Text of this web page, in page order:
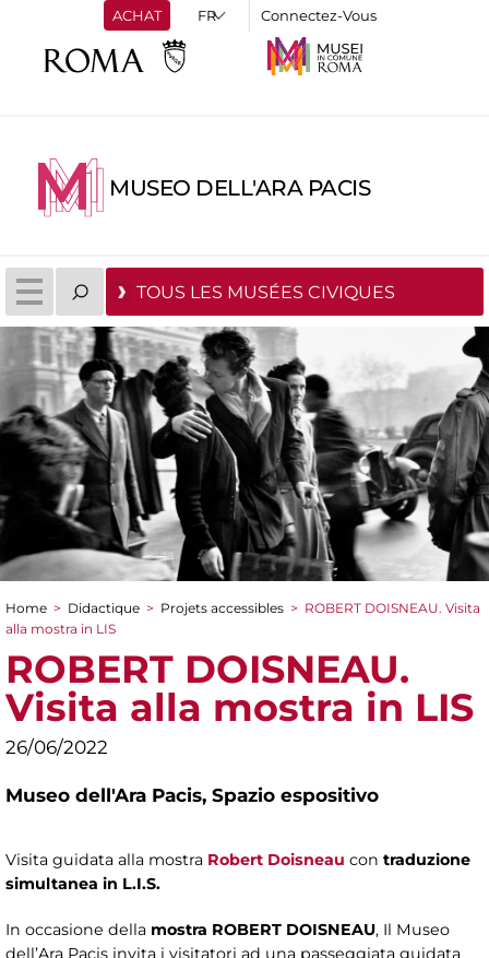
ACHAT Connectez-Vous
MUSEO DELL'ARA PACIS
TOUS LES MUSÉES CIVIQUES
You are here
Home > Didactique > Projets accessibles > ROBERT DOISNEAU. Visita
alla mostra in LIS
ROBERT DOISNEAU.
Visita alla mostra in LIS
26/06/2022
Museo dell'Ara Pacis, Spazio espositivo
Visita guidata alla mostra Robert Doisneau con traduzione
simultanea in L.I.S.
In occasione della mostra ROBERT DOISNEAU, Il Museo
dell’Ara Pacis invita i visitatori ad una passeggiata guidata